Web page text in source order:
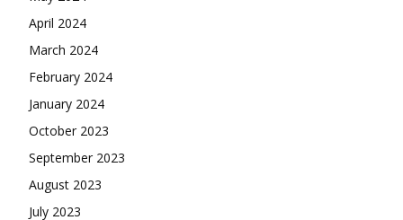
April 2024
March 2024
February 2024
January 2024
October 2023
September 2023
August 2023
July 2023